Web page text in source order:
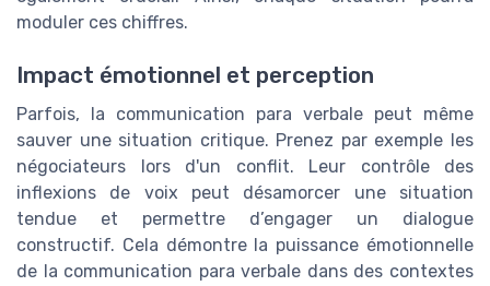
moduler ces chiffres.
Impact émotionnel et perception
Parfois, la communication para verbale peut même
sauver une situation critique. Prenez par exemple les
négociateurs lors d'un conflit. Leur contrôle des
inflexions de voix peut désamorcer une situation
tendue et permettre d’engager un dialogue
constructif. Cela démontre la puissance émotionnelle
de la communication para verbale dans des contextes